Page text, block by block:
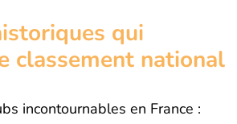
qui
classement national
incontournables en France :